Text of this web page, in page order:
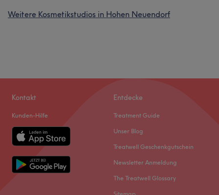
Weitere Kosmetikstudios in Hohen Neuendorf
Kontakt
Kunden-Hilfe
Entdecke
Treatment Guide
Unser Blog
Treatwell Geschenkgutschein
Newsletter Anmeldung
The Treatwell Glossary